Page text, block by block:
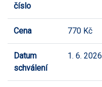
číslo
Cena 770 Kč
Datum
schválení
1. 6. 2026